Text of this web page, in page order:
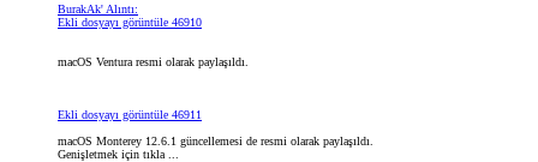
BurakAk' Alıntı:
Ekli dosyayı görüntüle 46910
macOS Ventura resmi olarak paylaşıldı.
Ekli dosyayı görüntüle 46911
macOS Monterey 12.6.1 güncellemesi de resmi olarak paylaşıldı.
Genişletmek için tıkla ...